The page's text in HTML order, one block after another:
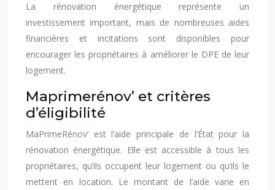
La rénovation énergétique représente un
investissement important, mais de nombreuses aides
financières et incitations sont disponibles pour
encourager les propriétaires à améliorer le DPE de leur
logement.
Maprimerénov’ et critères
d’éligibilité
MaPrimeRénov’ est l’aide principale de l’État pour la
rénovation énergétique. Elle est accessible à tous les
propriétaires, qu’ils occupent leur logement ou qu’ils le
mettent en location. Le montant de l’aide varie en